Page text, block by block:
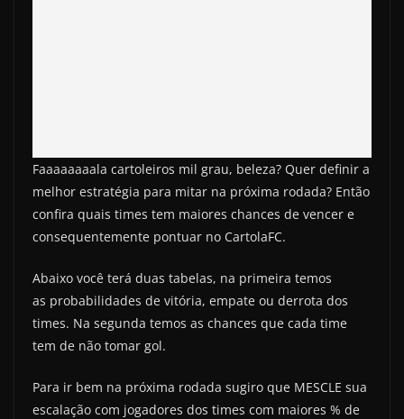
Faaaaaaaala cartoleiros mil grau, beleza? Quer definir a
melhor estratégia para mitar na próxima rodada? Então
confira quais times tem maiores chances de vencer e
consequentemente pontuar no CartolaFC.
Abaixo você terá duas tabelas, na primeira temos
as probabilidades de vitória, empate ou derrota dos
times. Na segunda temos as chances que cada time
tem de não tomar gol.
Para ir bem na próxima rodada sugiro que MESCLE sua
escalação com jogadores dos times com maiores % de